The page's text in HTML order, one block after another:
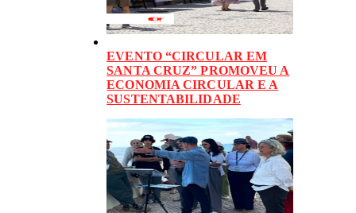
EVENTO “CIRCULAR EM
SANTA CRUZ” PROMOVEU A
ECONOMIA CIRCULAR E A
SUSTENTABILIDADE